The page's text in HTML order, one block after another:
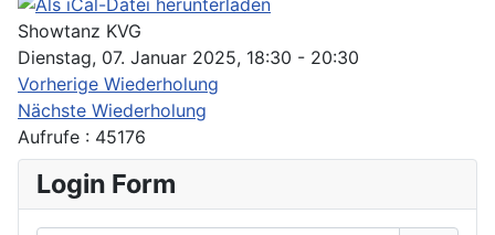
Showtanz KVG
Dienstag, 07. Januar 2025, 18:30 - 20:30
Vorherige Wiederholung
Nächste Wiederholung
Aufrufe : 45176
Login Form